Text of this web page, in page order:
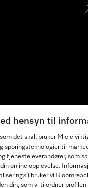
hensyn til
det skal, bruker Miele
sporingsteknologier til
tjenesteleverandører, som
online opplevelse.
bruker vi
din, som vi tilordner